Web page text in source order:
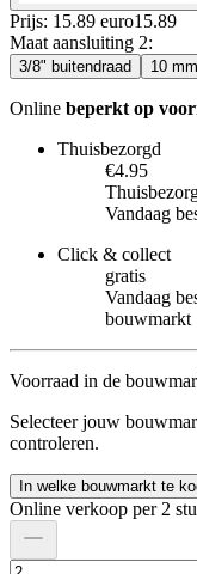
Prijs: 15.89 euro15.89
Maat aansluiting 2:
3/8" buitendraad 10 mm
Online beperkt op
Thuisbezorgd
€4.95
Vandaag
Click & collect
gratis
Vandaag
bouwmarkt
Voorraad in de
Selecteer jouw
controleren.
In welke bouwmarkt te
Online verkoop per 2